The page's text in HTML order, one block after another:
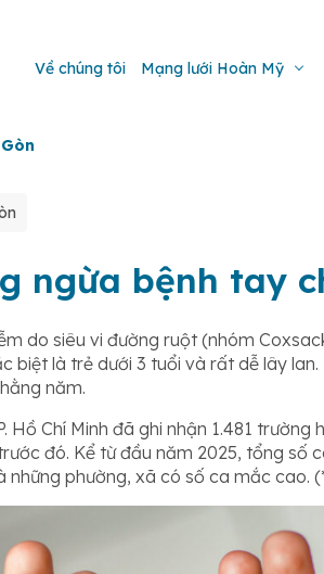
Về chúng tôi Mạng lưới Hoàn Mỹ
ngừa bệnh tay
do siêu vi đường ruột (nhóm
biệt là trẻ dưới 3 tuổi và rất dễ lây
năm.
Hồ Chí Minh đã ghi nhận 1.481
đó. Kể từ đầu năm 2025, tổng số
những phường, xã có số ca mắc cao.